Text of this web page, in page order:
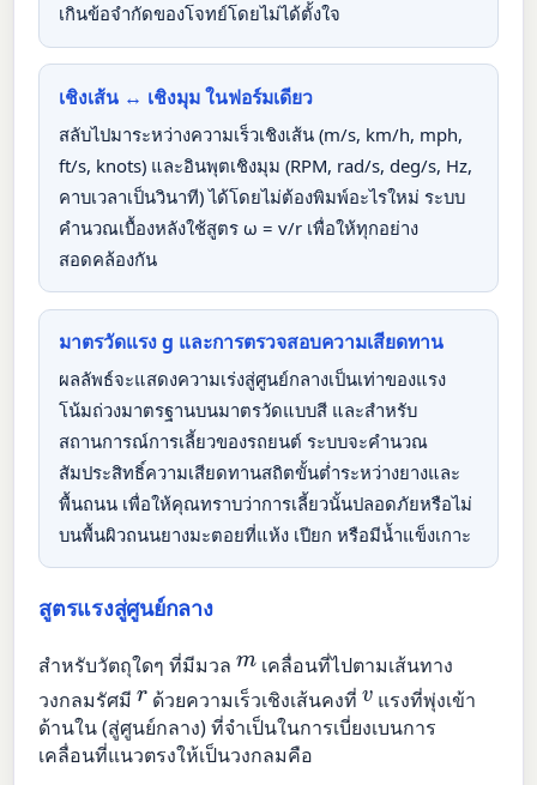
เกินข้อจำกัดของโจทย์โดยไม่ได้ตั้งใจ
เชิงเส้น ↔ เชิงมุม ในฟอร์มเดียว
สลับไปมาระหว่างความเร็วเชิงเส้น (m/s, km/h, mph,
ft/s, knots) และอินพุตเชิงมุม (RPM, rad/s, deg/s, Hz,
คาบเวลาเป็นวินาที) ได้โดยไม่ต้องพิมพ์อะไรใหม่ ระบบ
คำนวณเบื้องหลังใช้สูตร ω = v/r เพื่อให้ทุกอย่าง
สอดคล้องกัน
มาตรวัดแรง g และการตรวจสอบความเสียดทาน
ผลลัพธ์จะแสดงความเร่งสู่ศูนย์กลางเป็นเท่าของแรง
โน้มถ่วงมาตรฐานบนมาตรวัดแบบสี และสำหรับ
สถานการณ์การเลี้ยวของรถยนต์ ระบบจะคำนวณ
สัมประสิทธิ์ความเสียดทานสถิตขั้นต่ำระหว่างยางและ
พื้นถนน เพื่อให้คุณทราบว่าการเลี้ยวนั้นปลอดภัยหรือไม่
บนพื้นผิวถนนยางมะตอยที่แห้ง เปียก หรือมีน้ำแข็งเกาะ
สูตรแรงสู่ศูนย์กลาง
สำหรับวัตถุใดๆ ที่มีมวลm เคลื่อนที่ไปตามเส้นทาง
วงกลมรัศมีrด้วยความเร็วเชิงเส้นคงที่ v แรงที่พุ่งเข้า
ด้านใน (สู่ศูนย์กลาง) ที่จำเป็นในการเบี่ยงเบนการ
เคลื่อนที่แนวตรงให้เป็นวงกลมคือ